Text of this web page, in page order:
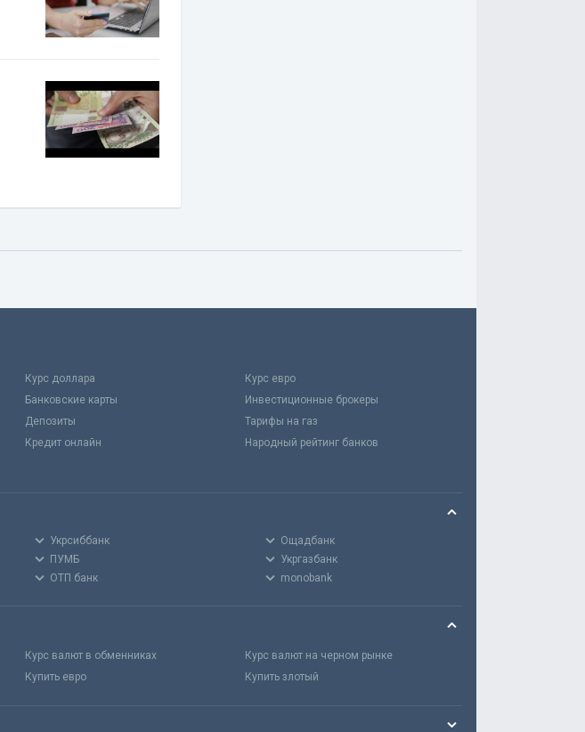
Курс доллара
Курс евро
Банковские карты
Инвестиционные брокеры
Депозиты
Тарифы на газ
Кредит онлайн
Народный рейтинг банков
Укрсиббанк
Ощадбанк
ПУМБ
Укргазбанк
ОТП банк monobank
Курс валют в обменниках
Курс валют на черном рынке
Купить евро Купить злотый